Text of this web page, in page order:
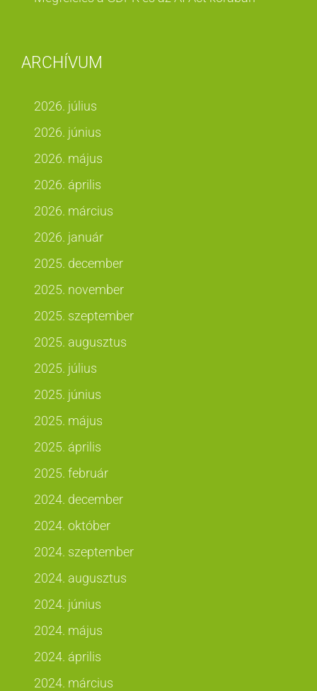
ARCHÍVUM
2026. július
2026. június
2026. május
2026. április
2026. március
2026. január
2025. december
2025. november
2025. szeptember
2025. augusztus
2025. július
2025. június
2025. május
2025. április
2025. február
2024. december
2024. október
2024. szeptember
2024. augusztus
2024. június
2024. május
2024. április
2024. március